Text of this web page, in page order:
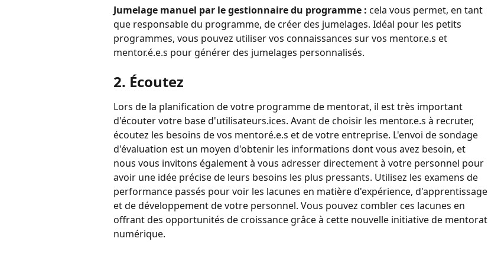
Jumelage manuel par le gestionnaire du programme : cela vous permet, en tant
que responsable du programme, de créer des jumelages. Idéal pour les petits
programmes, vous pouvez utiliser vos connaissances sur vos mentor.e.s et
mentor.é.e.s pour générer des jumelages personnalisés.
2. Écoutez
Lors de la planification de votre programme de mentorat, il est très important
d'écouter votre base d'utilisateurs.ices. Avant de choisir les mentor.e.s à recruter,
écoutez les besoins de vos mentoré.e.s et de votre entreprise. L'envoi de sondage
d'évaluation est un moyen d'obtenir les informations dont vous avez besoin, et
nous vous invitons également à vous adresser directement à votre personnel pour
avoir une idée précise de leurs besoins les plus pressants. Utilisez les examens de
performance passés pour voir les lacunes en matière d'expérience, d'apprentissage
et de développement de votre personnel. Vous pouvez combler ces lacunes en
offrant des opportunités de croissance grâce à cette nouvelle initiative de mentorat
numérique.